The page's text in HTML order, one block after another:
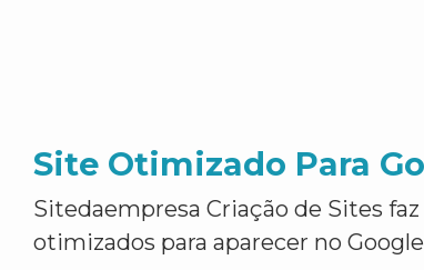
Site Otimizado Para
Sitedaempresa Criação de Sites
otimizados para aparecer no